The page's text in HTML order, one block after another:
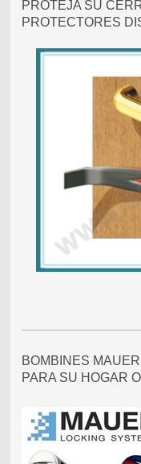
PROTEJA SU
PROTECTORES
BOMBINES
PARA SU HOGAR